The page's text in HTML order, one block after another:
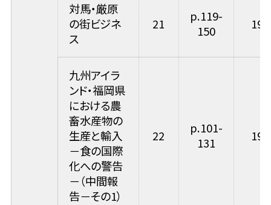
対馬・厳原
の街ビジネ
ス
21
p.119-
150
九州アイラ
ンド・福岡県
における農
畜水産物の
生産と輸入
－食の国際
化への警告
－（中間報
告－その1）
22
p.101-
131